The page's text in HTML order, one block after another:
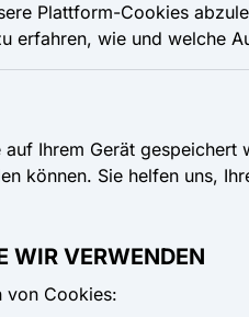
Plattform-Cookies
erfahren, wie und welche
Ihrem Gerät
können. Sie helfen uns,
WIR VERWENDEN
von Cookies: